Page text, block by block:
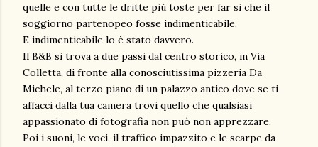
quelle e con tutte le dritte più toste per far si che il
soggiorno partenopeo fosse indimenticabile.
E indimenticabile lo è stato davvero.
Il B&B si trova a due passi dal centro storico, in Via
Colletta, di fronte alla conosciutissima pizzeria Da
Michele, al terzo piano di un palazzo antico dove se ti
affacci dalla tua camera trovi quello che qualsiasi
appassionato di fotografia non può non apprezzare.
Poi i suoni, le voci, il traffico impazzito e le scarpe da